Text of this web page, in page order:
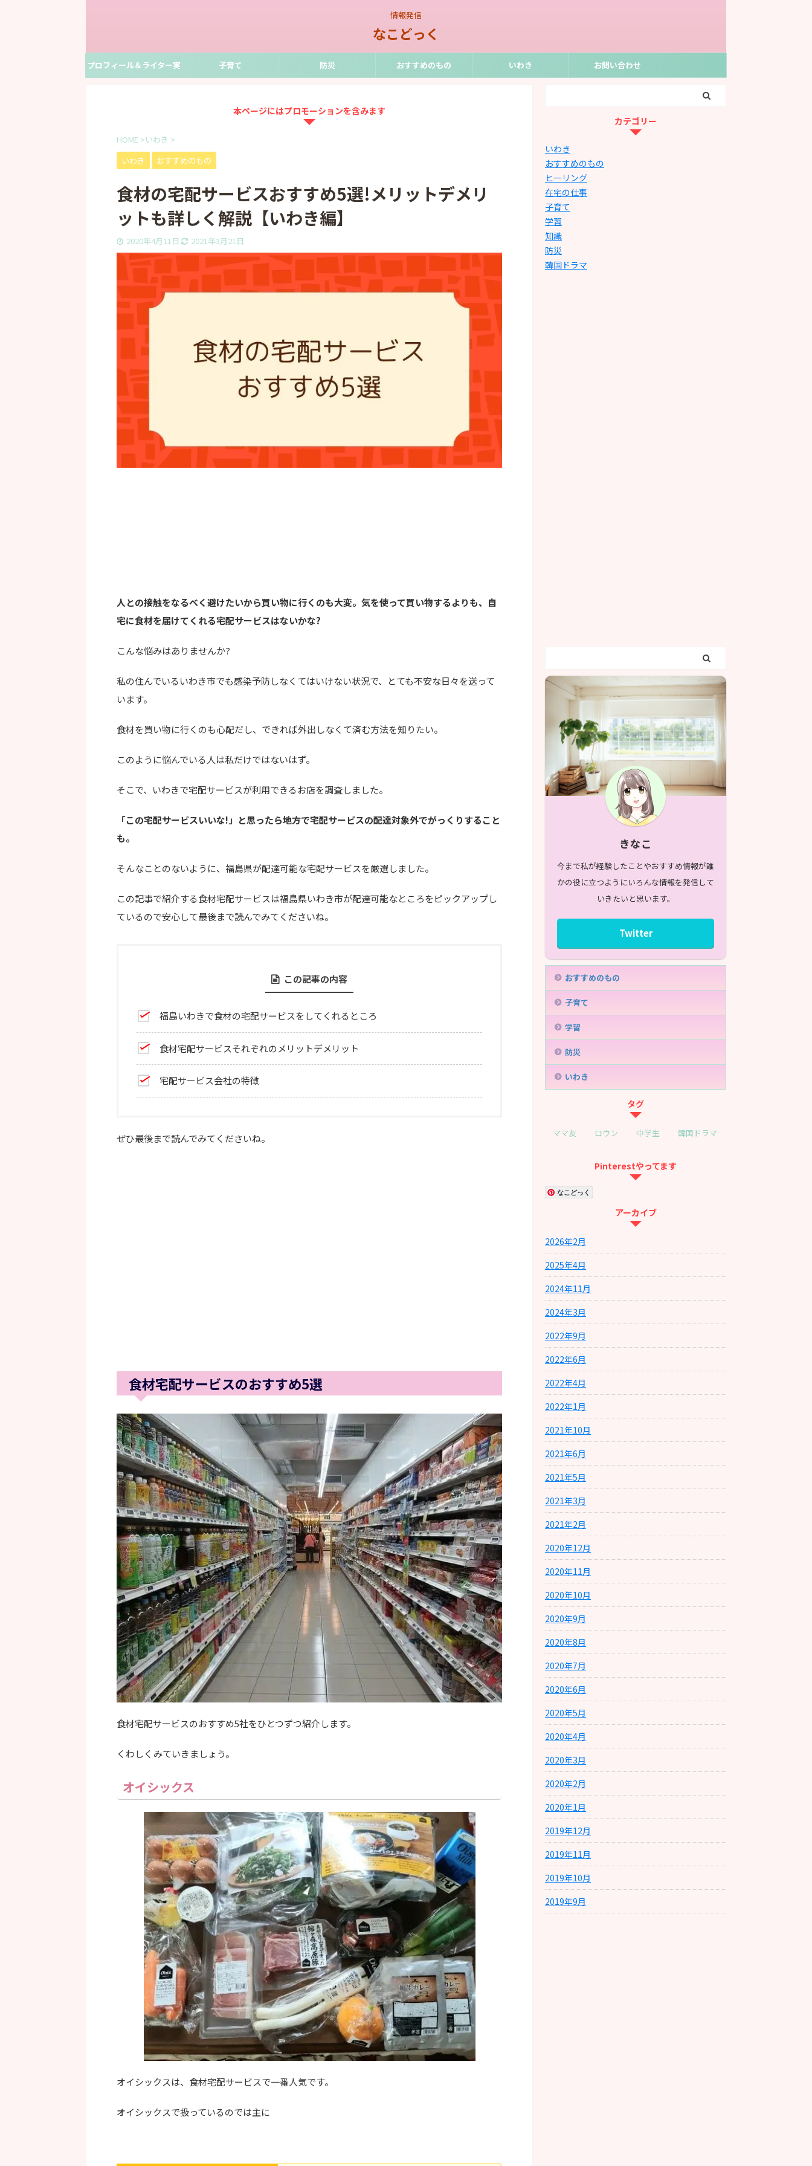
情報発信
なこどっく
プロフィール＆ライター実 子育て 防災 おすすめのもの いわき お問い合わせ
本ページにはプロモーションを含みます
HOME >いわき >
いわき
おすすめのもの
食材の宅配サービスおすすめ5選!メリットデメリ
ットも詳しく解説【いわき編】
2020年4月11日 2021年3月21日
人との接触をなるべく避けたいから買い物に行くのも大変。気を使って買い物するよりも、自
宅に食材を届けてくれる宅配サービスはないかな?
こんな悩みはありませんか?
私の住んでいるいわき市でも感染予防しなくてはいけない状況で、とても不安な日々を送って
います。
食材を買い物に行くのも心配だし、できれば外出しなくて済む方法を知りたい。
このように悩んでいる人は私だけではないはず。
そこで、 いわきで宅配サービスが利用できるお店を調査しました。
「この宅配サービスいいな!」と思ったら地方で宅配サービスの配達対象外でがっくりすること
も。
そんなことのないように、福島県が配達可能な宅配サービスを厳選しました。
この記事で紹介する食材宅配サービスは福島県いわき市が配達可能なところをピックアップし
ているので安心して最後まで読んでみてくださいね。
この記事の内容
福島いわきで食材の宅配サービスをしてくれるところ
食材宅配サービスそれぞれのメリットデメリット
宅配サービス会社の特徴
ぜひ最後まで読んでみてくださいね。
食材宅配サービスのおすすめ5選
食材宅配サービスのおすすめ5社をひとつずつ紹介します。
くわしくみていきましょう。
オイシックス
オイシックスは、食材宅配サービスで一番人気です。
オイシックスで扱っているのでは主に
カテゴリー
いわき
おすすめのもの
ヒーリング
在宅の仕事
子育て
学習
知識
防災
韓国ドラマ
きなこ
今まで私が経験したことやおすすめ情報が誰
かの役に立つようにいろんな情報を発信して
いきたいと思います。
Twitter
おすすめのもの
子育て
学習
防災
いわき
タグ
ママ友 ロウン 中学生 韓国ドラマ
Pinterestやってます
なこどっく
アーカイブ
2026年2月
2025年4月
2024年11月
2024年3月
2022年9月
2022年6月
2022年4月
2022年1月
2021年10月
2021年6月
2021年5月
2021年3月
2021年2月
2020年12月
2020年11月
2020年10月
2020年9月
2020年8月
2020年7月
2020年6月
2020年5月
2020年4月
2020年3月
2020年2月
2020年1月
2019年12月
2019年11月
2019年10月
2019年9月